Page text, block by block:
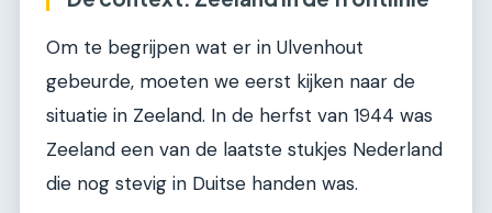
Om te begrijpen wat er in Ulvenhout
gebeurde, moeten we eerst kijken naar de
situatie in Zeeland. In de herfst van 1944 was
Zeeland een van de laatste stukjes Nederland
die nog stevig in Duitse handen was.